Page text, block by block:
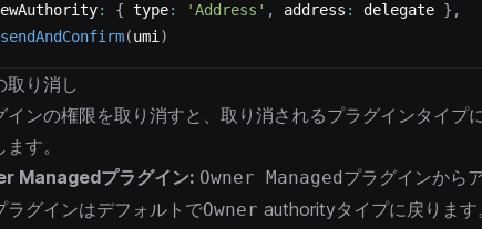
: { type: 'Address' , address : delegate } ,
sendAndConfirm(umi )
取り消し
インの権限を取り消すと、取り消されるプラグインタイプ
す。
Managedプラグイン: Owner Managedプラグインから
ラグインはデフォルトでOwner authorityタイプに戻ります